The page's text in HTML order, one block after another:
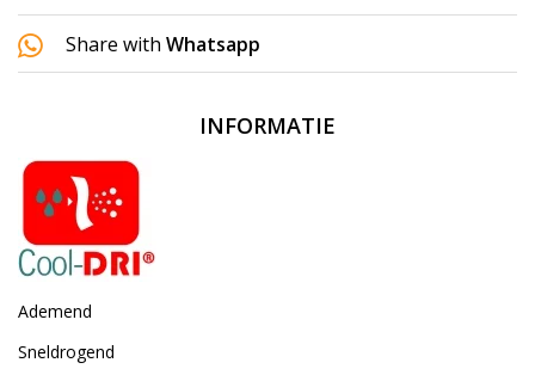
Share with Whatsapp
INFORMATIE
Ademend
Sneldrogend